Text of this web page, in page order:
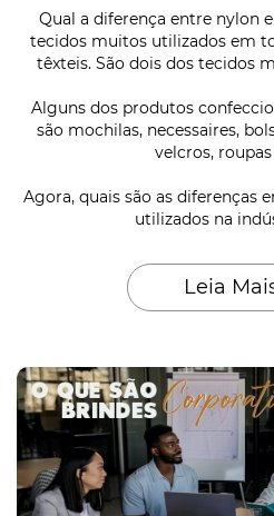
Qual a diferença entre nylon
tecidos muitos utilizados em
têxteis. São dois dos tecidos
Alguns dos produtos
são mochilas, necessaires,
velcros,
Agora, quais são as diferenças
utilizados na
Leia